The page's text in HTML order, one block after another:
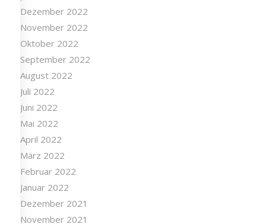
Januar 2023
Dezember 2022
November 2022
Oktober 2022
September 2022
August 2022
Juli 2022
Juni 2022
Mai 2022
April 2022
März 2022
Februar 2022
Januar 2022
Dezember 2021